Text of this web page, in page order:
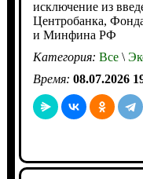
исключение из
Центробанка,
и Минфина РФ
Категория: Все\
Время: 08.07.2026